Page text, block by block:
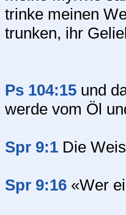
trinke meinen
trunken, ihr
Ps 104:15 und
werde vom Öl
Spr 9:1 Die
Spr 9:16 «Wer